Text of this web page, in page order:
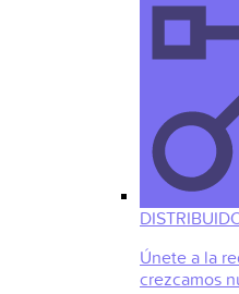
Únete a la
crezcamos